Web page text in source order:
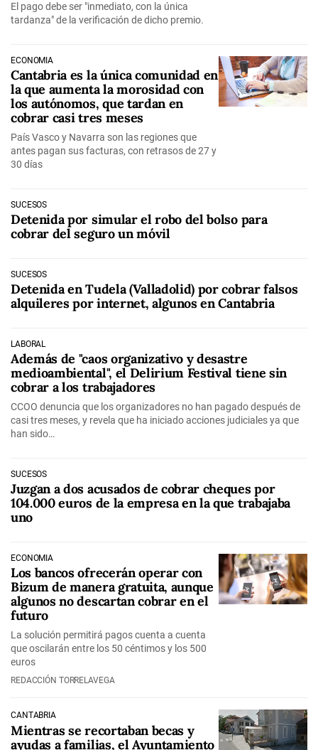
El pago debe ser "inmediato, con la única
tardanza" de la verificación de dicho premio.
ECONOMÍA
Cantabria es la única comunidad en
la que aumenta la morosidad con
los autónomos, que tardan en
cobrar casi tres meses
País Vasco y Navarra son las regiones que
antes pagan sus facturas, con retrasos de 27 y
30 días
SUCESOS
Detenida por simular el robo del bolso para
cobrar del seguro un móvil
SUCESOS
Detenida en Tudela (Valladolid) por cobrar falsos
alquileres por internet, algunos en Cantabria
LABORAL
Además de "caos organizativo y desastre
medioambiental", el Delirium Festival tiene sin
cobrar a los trabajadores
CCOO denuncia que los organizadores no han pagado después de
casi tres meses, y revela que ha iniciado acciones judiciales ya que
han sido…
SUCESOS
Juzgan a dos acusados de cobrar cheques por
104.000 euros de la empresa en la que trabajaba
uno
ECONOMÍA
Los bancos ofrecerán operar con
Bizum de manera gratuita, aunque
algunos no descartan cobrar en el
futuro
La solución permitirá pagos cuenta a cuenta
que oscilarán entre los 50 céntimos y los 500
euros
REDACCIÓN TORRELAVEGA
CANTABRIA
Mientras se recortaban becas y
ayudas a familias, el Ayuntamiento